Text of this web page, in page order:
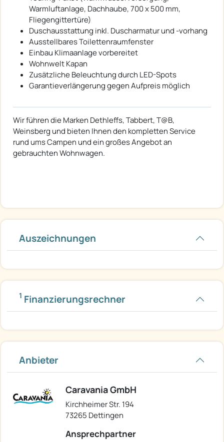
Warmluftanlage, Dachhaube, 700 x 500 mm,
Fliegengittertüre)
Duschausstattung inkl. Duscharmatur und -vorhang
Ausstellbares Toilettenraumfenster
Einbau Klimaanlage vorbereitet
Wohnwelt Kapan
Zusätzliche Beleuchtung durch LED-Spots
Garantieverlängerung gegen Aufpreis möglich
Wir führen die Marken Dethleffs, Tabbert, T@B,
Weinsberg und bieten Ihnen den kompletten Service
rund ums Campen und ein großes Angebot an
gebrauchten Wohnwagen.
Auszeichnungen
1 Finanzierungsrechner
Anbieter
Caravania GmbH
Kirchheimer Str. 194
73265 Dettingen
Ansprechpartner